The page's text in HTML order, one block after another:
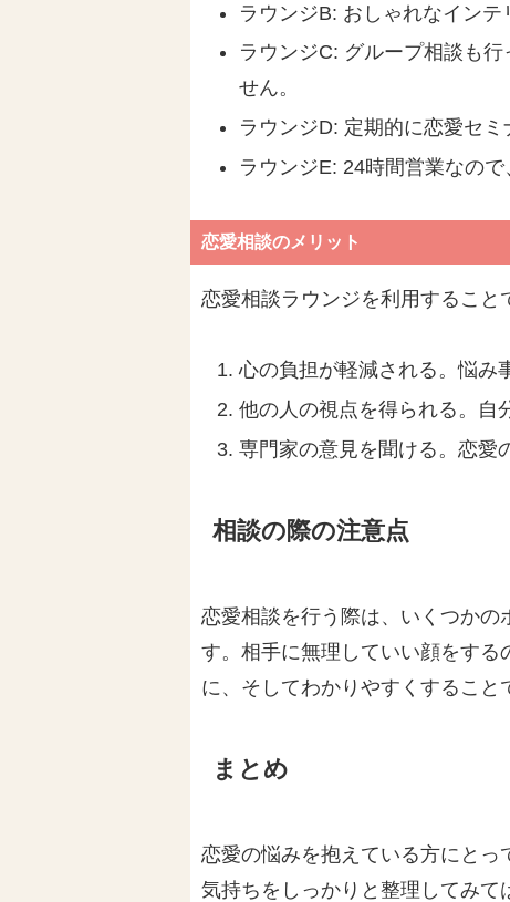
ラウンジB: おしゃれなイン
ラウンジC: グループ相談も
せん。
ラウンジD: 定期的に恋愛セ
ラウンジE: 24時間営業なの
恋愛相談のメリット
恋愛相談ラウンジを利用すること
心の負担が軽減される。悩み
他の人の視点を得られる。自
専門家の意見を聞ける。恋愛
相談の際の注意点
恋愛相談を行う際は、いくつか
す。相手に無理していい顔をす
に、そしてわかりやすくすること
まとめ
恋愛の悩みを抱えている方にと
気持ちをしっかりと整理してみ